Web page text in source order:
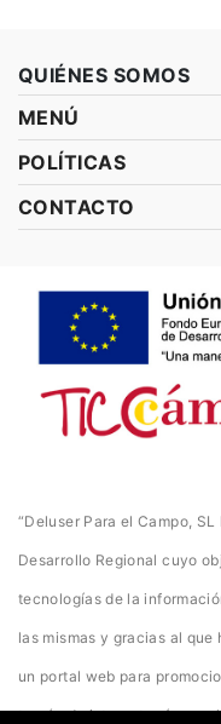
QUIÉNES SOMOS
MENÚ
POLÍTICAS
CONTACTO
“Deluser Para el Campo,
Desarrollo Regional cuyo
tecnologías de la
las mismas y gracias al
un portal web para
través de internet así como